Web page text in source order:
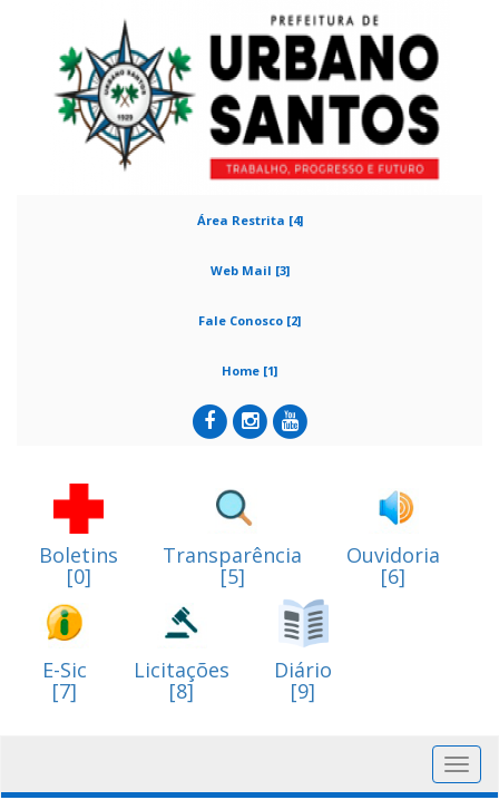
Área Restrita [4]
Web Mail [3]
Fale Conosco [2]
Home [1]
Boletins
[0]
Transparência
[5]
Ouvidoria
[6]
E-Sic
[7]
Licitações
[8]
Diário
[9]